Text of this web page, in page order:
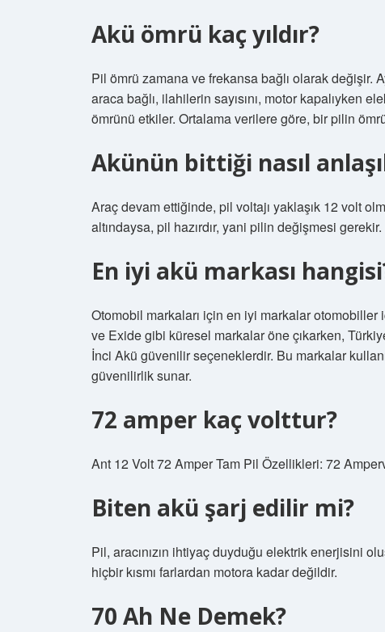
Akü ömrü kaç yıldır?
Pil ömrü zamana ve frekansa bağlı olarak değişir.
araca bağlı, ilahilerin sayısını, motor kapalıyken
ömrünü etkiler. Ortalama verilere göre, bir pilin ömrü
Akünün bittiği nasıl
Araç devam ettiğinde, pil voltajı yaklaşık 12 volt
altındaysa, pil hazırdır, yani pilin değişmesi gerekir.
En iyi akü markası
Otomobil markaları için en iyi markalar otomobiller
ve Exide gibi küresel markalar öne çıkarken,
İnci Akü güvenilir seçeneklerdir. Bu markalar
güvenilirlik sunar.
72 amper kaç volttur?
Ant 12 Volt 72 Amper Tam Pil Özellikleri: 72
Biten akü şarj edilir mi?
Pil, aracınızın ihtiyaç duyduğu elektrik enerjisini
hiçbir kısmı farlardan motora kadar değildir.
70 Ah Ne Demek?